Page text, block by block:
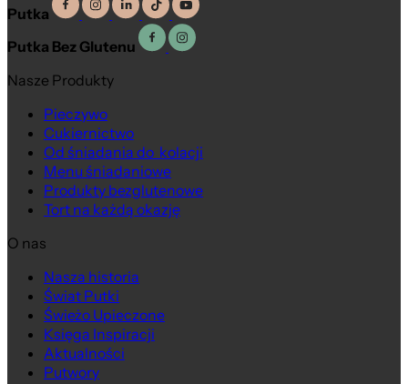
Putka
Putka Bez Glutenu
Nasze Produkty
Pieczywo
Cukiernictwo
Od śniadania do kolacji
Menu śniadaniowe
Produkty bezglutenowe
Tort na każdą okazję
O nas
Nasza historia
Świat Putki
Świeżo Upieczone
Księga Inspiracji
Aktualności
Putwory